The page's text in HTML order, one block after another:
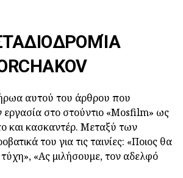
αυτού του άρθρου που
εργασία στο στούντιο «Mosfilm» ως
και κασκαντέρ. Μεταξύ των
του για τις ταινίες: «Ποιος θα
«Ας μιλήσουμε, τον αδελφό